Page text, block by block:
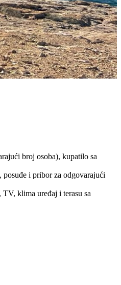
broj osoba), kupatilo sa
i pribor za odgovarajući
klima uređaj i terasu sa